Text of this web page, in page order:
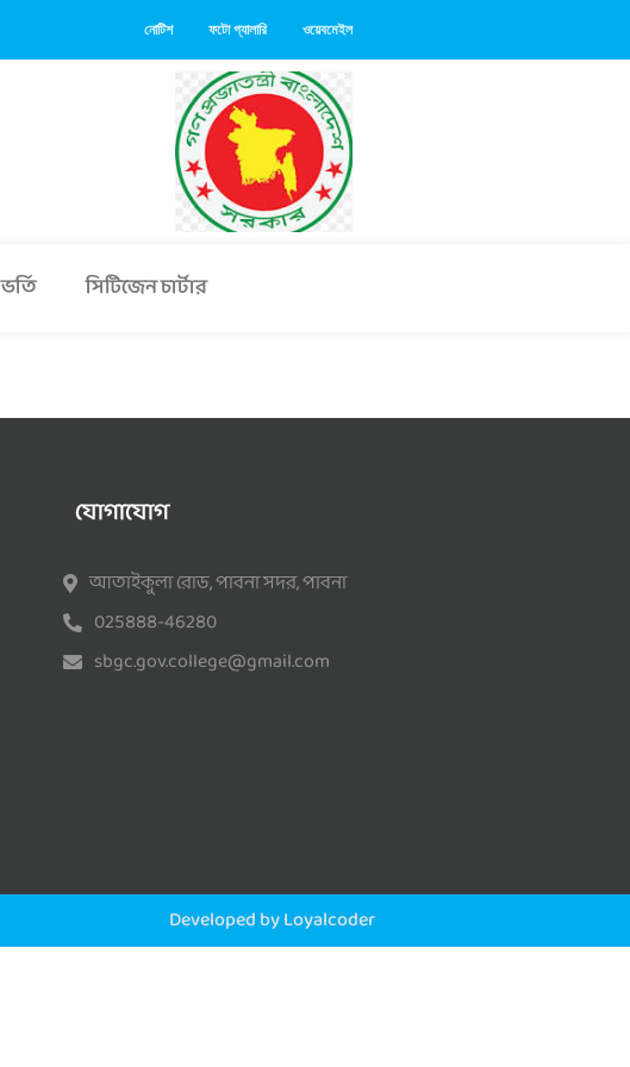
নোটিশ ফটো গ্যালারি ওয়েবমেইল
ভর্তি সিটিজেন চার্টার
যোগাযোগ
আতাইকুলা রোড, পাবনা সদর, পাবনা
025888-46280
sbgc.gov.college@gmail.com
Developed by Loyalcoder